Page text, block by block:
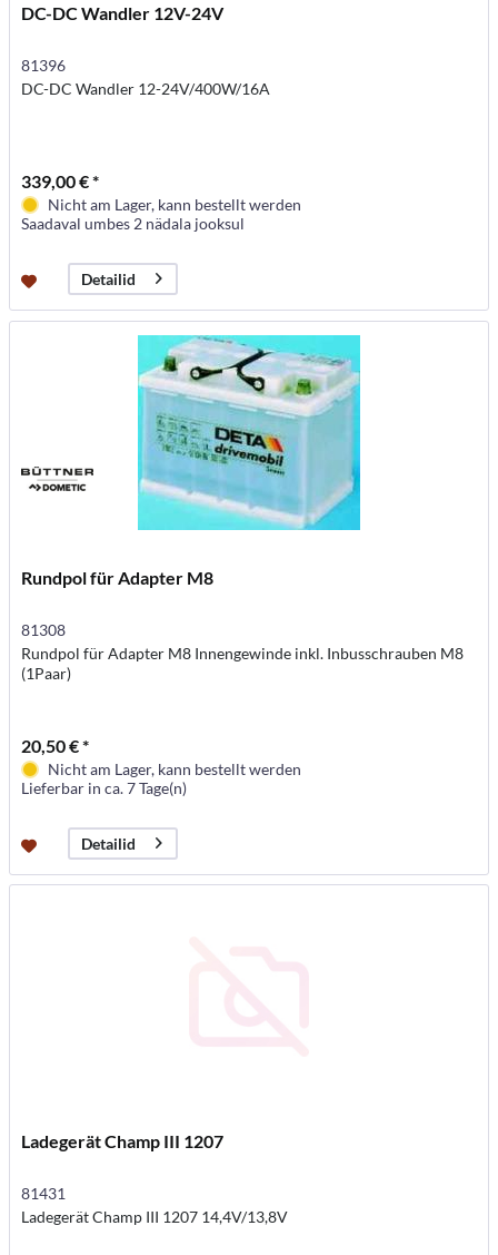
DC-DC Wandler 12V-24V
81396
DC-DC Wandler 12-24V/400W/16A
339,00 € *
Nicht am Lager, kann bestellt werden
Saadaval umbes 2 nädala jooksul
Detailid
Rundpol für Adapter M8
81308
Rundpol für Adapter M8 Innengewinde inkl. Inbusschrauben M8
(1Paar)
20,50 € *
Nicht am Lager, kann bestellt werden
Lieferbar in ca. 7 Tage(n)
Detailid
Ladegerät Champ III 1207
81431
Ladegerät Champ III 1207 14,4V/13,8V